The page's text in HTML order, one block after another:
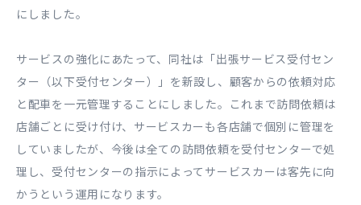
にしました。
サービスの強化にあたって、同社は「出張サービス受付セン
ター（以下受付センター）」を新設し、顧客からの依頼対応
と配車を一元管理することにしました。これまで訪問依頼は
店舗ごとに受け付け、サービスカーも各店舗で個別に管理を
していましたが、今後は全ての訪問依頼を受付センターで処
理し、受付センターの指示によってサービスカーは客先に向
かうという運用になります。